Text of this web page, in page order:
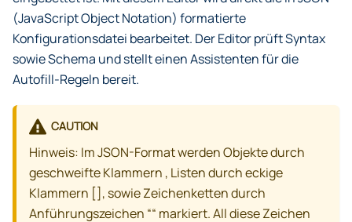
(JavaScript Object Notation) formatierte
Konfigurationsdatei bearbeitet. Der Editor prüft Syntax
sowie Schema und stellt einen Assistenten für die
Autofill-Regeln bereit.
CAUTION
Hinweis: Im JSON-Format werden Objekte durch
geschweifte Klammern , Listen durch eckige
Klammern [], sowie Zeichenketten durch
Anführungszeichen ““ markiert. All diese Zeichen